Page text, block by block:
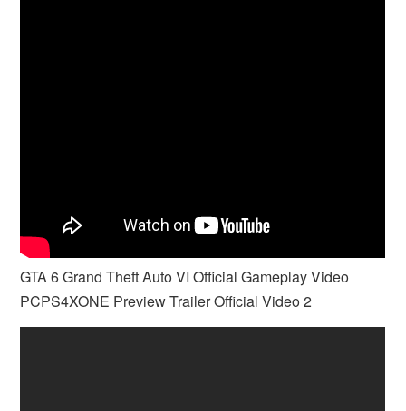
GTA 6 Grand Theft Auto VI Official Gameplay Video
PCPS4XONE Preview Trailer Official Video 2